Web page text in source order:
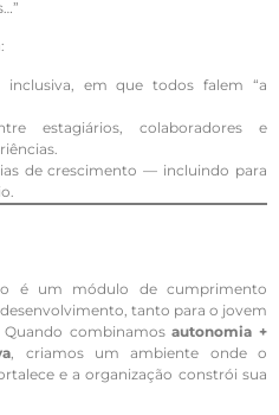
inclusiva, em que todos falem “a
estagiários, colaboradores e
de crescimento — incluindo para
é um módulo de cumprimento
tanto para o jovem
Quando combinamosautonomia +
, criamos um ambiente onde o
e a organização constrói sua